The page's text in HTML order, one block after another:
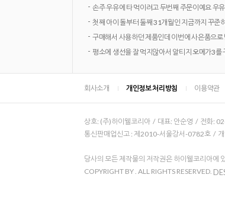
- 손주 우유에 타 먹이려고 두번째 주문이예요 우
- 첫째 아이 돌부터 둘째 31개월인 지금까지 꾸준
- 구매해서 사용하던 제품인데 이번에 사은품으로
- 평소에 생선을 잘 먹지않아서 알티지 오메가3를
회사소개 개인정보 처리방침 이용약관
상호: (주)하이웰코리아 / 대표: 안순영 / 전화:
통신판매업신고 : 제2010-서울강서-0782호 /
당사의 모든 제작물의 저작권은 하이웰코리아에
COPYRIGHT BY. ALL RIGHTS RESERVED.